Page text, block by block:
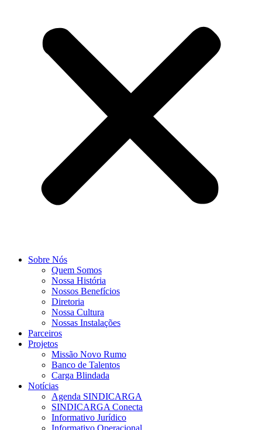
Sobre Nós
Quem Somos
Nossa História
Nossos Benefícios
Diretoria
Nossa Cultura
Nossas Instalações
Parceiros
Projetos
Missão Novo Rumo
Banco de Talentos
Carga Blindada
Notícias
Agenda SINDICARGA
SINDICARGA Conecta
Informativo Jurídico
Informativo Operacional